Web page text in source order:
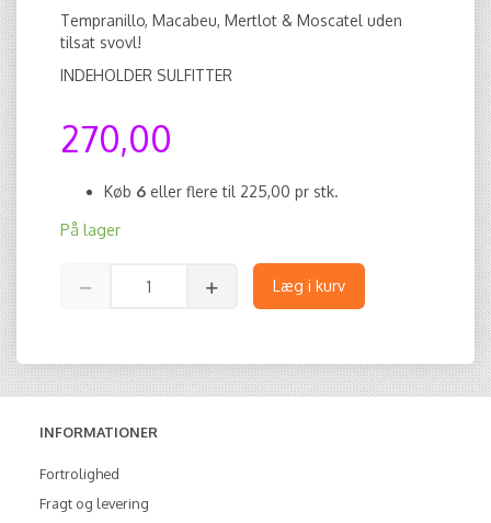
Tempranillo, Macabeu, Mertlot & Moscatel uden
tilsat svovl!
INDEHOLDER SULFITTER
270,00
Køb 6 eller flere til 225,00 pr stk.
På lager
Læg i kurv
INFORMATIONER
Fortrolighed
Fragt og levering